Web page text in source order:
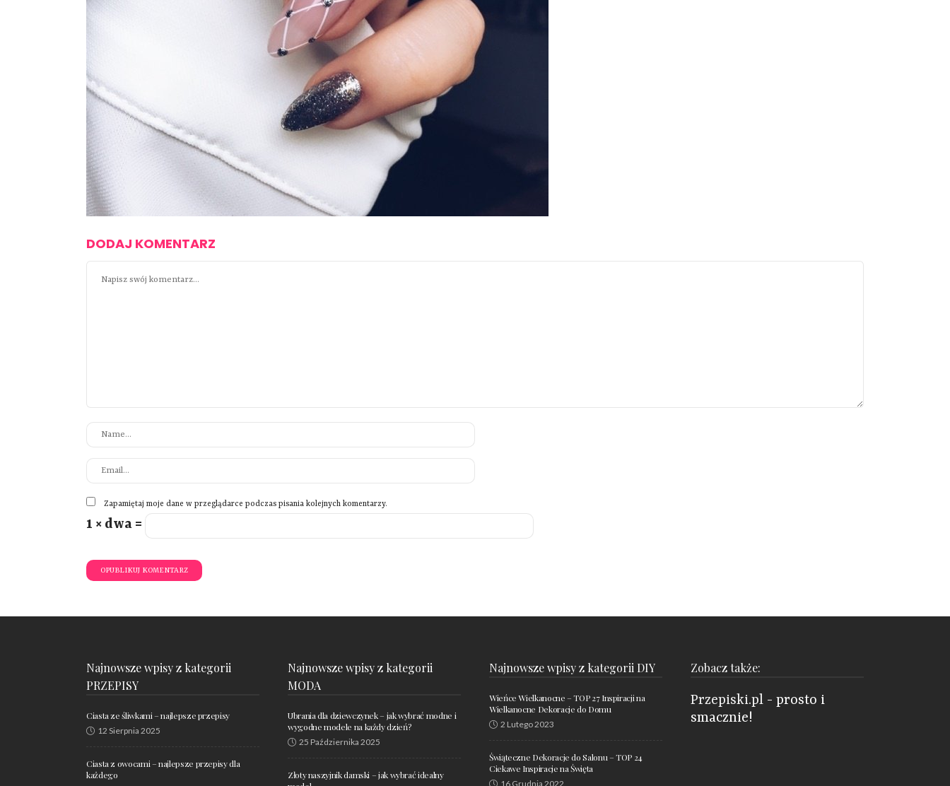
DODAJ KOMENTARZ
Zapamiętaj moje dane w przeglądarce podczas pisania kolejnych komentarzy.
1 × dwa =
Najnowsze wpisy z kategorii
PRZEPISY
Ciasta ze śliwkami – najlepsze przepisy
12 Sierpnia 2025
Ciasta z owocami – najlepsze przepisy dla
każdego
Najnowsze wpisy z kategorii
MODA
Ubrania dla dziewczynek – jak wybrać modne i
wygodne modele na każdy dzień?
25 Października 2025
Złoty naszyjnik damski – jak wybrać idealny
Najnowsze wpisy z kategorii DIY
Wieńce Wielkanocne – TOP 27 Inspiracji na
Wielkanocne Dekoracje do Domu
2 Lutego 2023
Świąteczne Dekoracje do Salonu – TOP 24
Ciekawe Inspiracje na Święta
16 Grudnia 2022
Zobacz także:
Przepiski.pl - prosto i
smacznie!